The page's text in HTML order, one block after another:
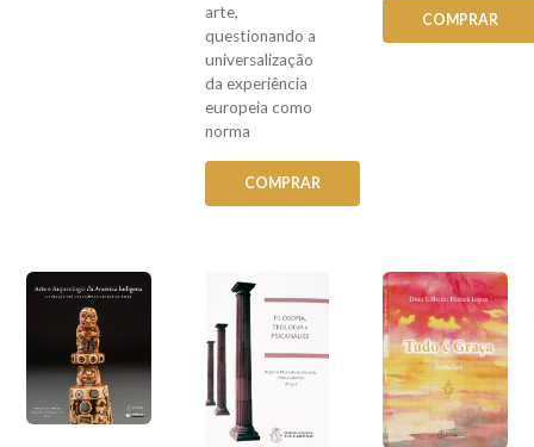
arte,
questionando a
universalização
da experiência
europeia como
norma
COMPRAR
COMPRAR